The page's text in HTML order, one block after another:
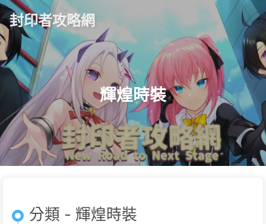
封印者攻略網
輝煌時裝
分類 - 輝煌時裝